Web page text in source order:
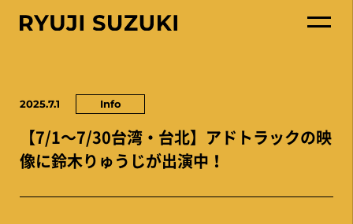
2025.7.1 Info
【7/1〜7/30台湾・台北】アドトラックの映
像に鈴木りゅうじが出演中！